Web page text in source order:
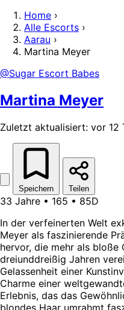
Home ›
Alle Escorts ›
Aarau ›
Martina Meyer
@Sugar Escort Babes
Martina Meyer
Zuletzt aktualisiert: vor 12
Speichern Teilen
33 Jahre • 165 • 85D
In der verfeinerten Welt
Meyer als faszinierende
hervor, die mehr als bloße
dreiunddreißig Jahren
Gelassenheit einer
Charme einer
Erlebnis, das das
blondes Haar umrahmt